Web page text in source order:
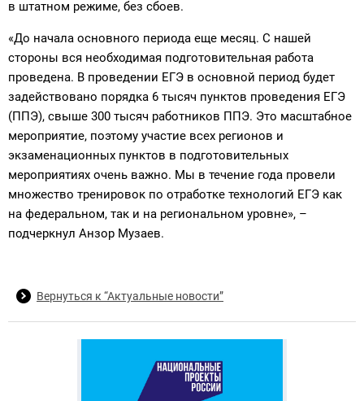
в штатном режиме, без сбоев.
«До начала основного периода еще месяц. С нашей
стороны вся необходимая подготовительная работа
проведена. В проведении ЕГЭ в основной период будет
задействовано порядка 6 тысяч пунктов проведения ЕГЭ
(ППЭ), свыше 300 тысяч работников ППЭ. Это масштабное
мероприятие, поэтому участие всех регионов и
экзаменационных пунктов в подготовительных
мероприятиях очень важно. Мы в течение года провели
множество тренировок по отработке технологий ЕГЭ как
на федеральном, так и на региональном уровне», –
подчеркнул Анзор Музаев.
Вернуться к “Актуальные новости”